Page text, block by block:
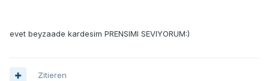
evet beyzaade kardesim PRENSIMI SEVIYORUM:)
Zitieren